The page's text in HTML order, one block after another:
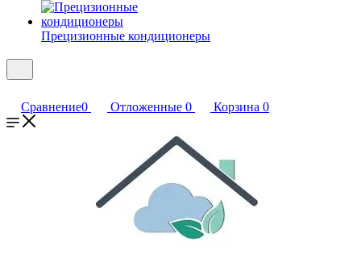
Прецизионные кондиционеры
Сравнение0 Отложенные 0 Корзина 0